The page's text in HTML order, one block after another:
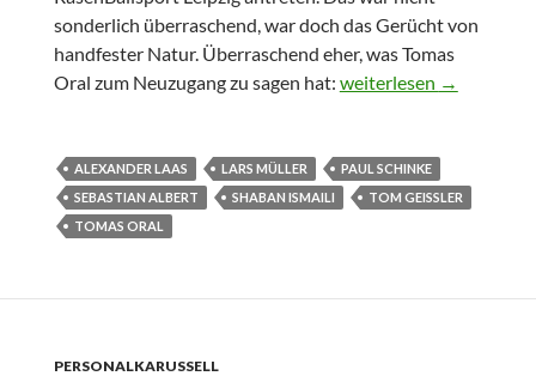
sonderlich überraschend, war doch das Gerücht von
handfester Natur. Überraschend eher, was Tomas
Oral zum Neuzugang zu sagen hat: Keine
weiterlesen →
ALEXANDER LAAS LARS MÜLLER
PAUL SCHINKE
SEBASTIAN ALBERT
SHABAN ISMAILI
TOM GEISSLER
TOMAS ORAL
PERSONALKARUSSELL